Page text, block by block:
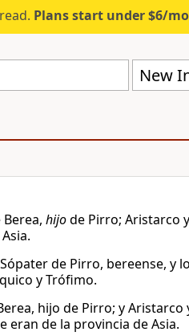
Plans start under $6/
New
hijode Pirro; Aristarco
de Pirro, bereense, y
y Trófimo.
hijo de Pirro; y
eran de la provincia de Asia.